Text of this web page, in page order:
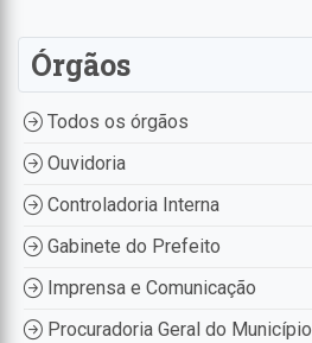
Órgãos
Todos os órgãos
Ouvidoria
Controladoria Interna
Gabinete do Prefeito
Imprensa e Comunicação
Procuradoria Geral do Município